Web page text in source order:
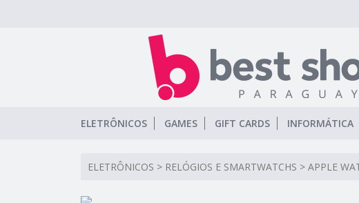
ELETRÔNICOS GAMES GIFT CARDS INFORMÁTICA
ELETRÔNICOS > RELÓGIOS E SMARTWATCHS > APPLE